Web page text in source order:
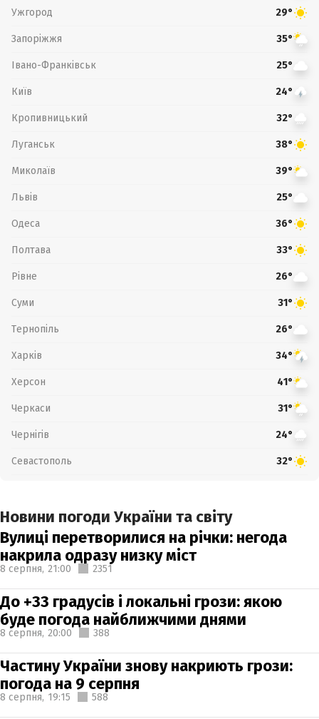
Ужгород 29°
Запоріжжя 35°
Івано-Франківськ 25°
Київ 24°
Кропивницький 32°
Луганськ 38°
Миколаїв 39°
Львів 25°
Одеса 36°
Полтава 33°
Рівне 26°
Суми 31°
Тернопіль 26°
Харків 34°
Херсон 41°
Черкаси 31°
Чернігів 24°
Севастополь 32°
Новини погоди України та світу
Вулиці перетворилися на річки: негода
накрила одразу низку міст
8 серпня, 21:00 2351
До +33 градусів і локальні грози: якою
буде погода найближчими днями
8 серпня, 20:00 388
Частину України знову накриють грози:
погода на 9 серпня
8 серпня, 19:15 588